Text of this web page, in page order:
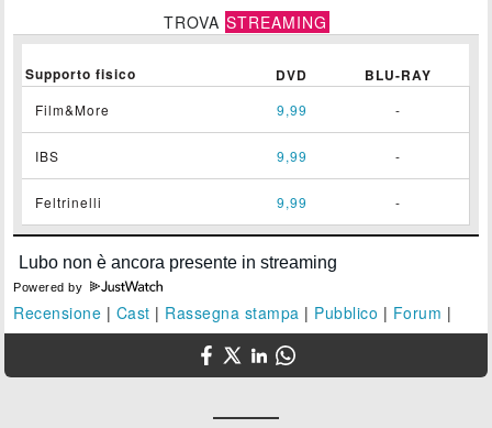
TROVA STREAMING
Supporto fisico DVD BLU-RAY
Film&More 9,99 -
IBS 9,99 -
Feltrinelli 9,99 -
Powered by
Recensione | Cast | Rassegna stampa | Pubblico | Forum |